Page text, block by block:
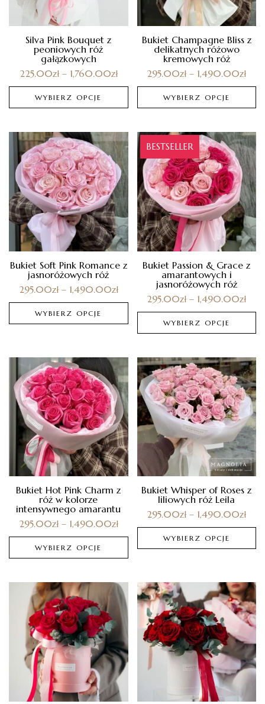
Silva Pink Bouquet z
peoniowych róż
gałązkowych
225.00zł– 1,760.00zł
WYBIERZ OPCJE
Bukiet Champagne Bliss z
delikatnych różowo
kremowych róż
295.00zł – 1,490.00zł
WYBIERZ OPCJE
Bukiet Soft Pink Romance z
jasnoróżowych róż
295.00zł– 1,490.00zł
WYBIERZ OPCJE
BESTSELLER
Bukiet Passion & Grace z
amarantowych i
jasnoróżowych róż
295.00zł – 1,490.00zł
WYBIERZ OPCJE
Bukiet Hot Pink Charm z
róż w kolorze
intensywnego amarantu
295.00zł– 1,490.00zł
WYBIERZ OPCJE
Bukiet Whisper of Roses z
liliowych róż Leila
295.00zł – 1,490.00zł
WYBIERZ OPCJE